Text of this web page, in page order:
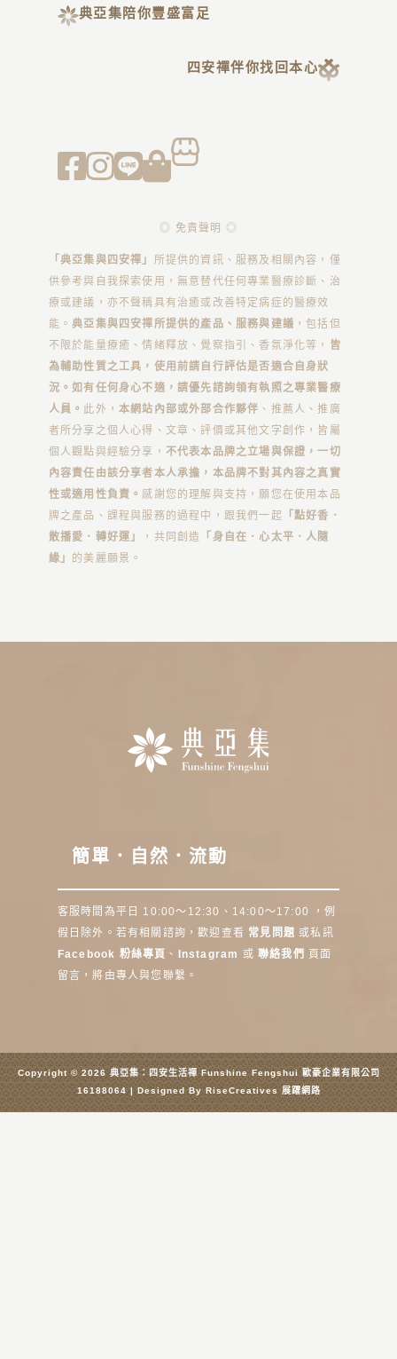
典亞集陪你豐盛富足
四安禪伴你找回本心
◎ 免責聲明 ◎
「典亞集與四安禪」
所提供的資訊、服務及相關內容，僅
供參考與自我探索使用，無意替代任何專業醫療診斷、治
療或建議，亦不聲稱具有治癒或改善特定病症的醫療效
能。典亞集與四安禪所提供的產品、服務與建議 ，包括但
不限於能量療癒、情緒釋放、覺察指引、香氛淨化等， 皆
為輔助性質之工具，使用前請自行評估是否適合自身狀
況。如有任何身心不適，請優先諮詢領有執照之專業醫療
人員。 此外，本網站內部或外部合作夥伴 、推薦人、推廣
者所分享之個人心得、文章、評價或其他文字創作，皆屬
個人觀點與經驗分享， 不代表本品牌之立場與保證，一切
內容責任由該分享者本人承擔，本品牌不對其內容之真實
性或適用性負責。 感謝您的理解與支持，願您在使用本品
牌之產品、課程與服務的過程中，跟我們一起 「點好香．
散播愛．轉好運」
，共同創造
「身自在．心太平．人隨
緣」 的美麗願景。
簡單．自然．流動
客服時間為平日 10:00～12:30、14:00～17:00 ，例
假日除外。若有相關諮詢，歡迎查看 常見問題 或私訊
Facebook 粉絲專頁 、 Instagram 或聯絡我們
頁面
留言，將由專人與您聯繫。
Copyright © 2026 典亞集：四安生活禪 Funshine Fengshui 歐豪企業有限公司
16188064 | Designed ByRiseCreatives 展躍網路